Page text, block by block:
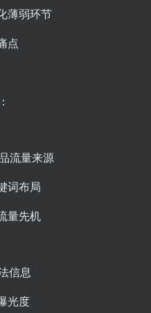
薄弱环节
点
流量来源
词布局
量先机
信息
光度